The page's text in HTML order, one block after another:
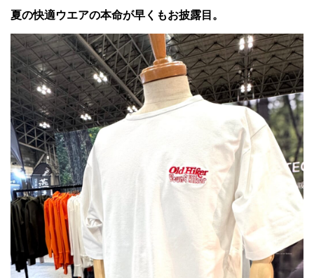
夏の快適ウエアの本命が早くもお披露目。